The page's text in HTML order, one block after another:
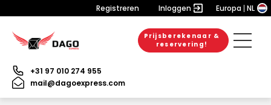
Registreren Inloggen Europa NL
Prijsberekenaar &
reservering!
+31 97 010 274 955
mail@dagoexpress.com